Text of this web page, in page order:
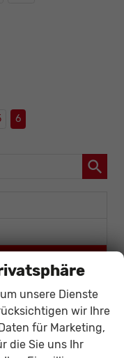
6
unsere Dienste
wir Ihre
für Marketing,
die Sie uns Ihr